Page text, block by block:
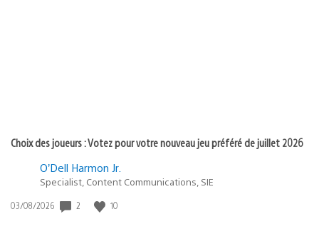
Choix des joueurs : Votez pour votre nouveau jeu préféré de juillet 2026
O’Dell Harmon Jr.
Specialist, Content Communications, SIE
Date
03/08/2026 2 10